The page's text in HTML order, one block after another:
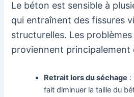
Le béton est sensible à
qui entraînent des fissures
structurelles. Les
proviennent principalement
Retrait lors du séchage :
fait diminuer la taille du